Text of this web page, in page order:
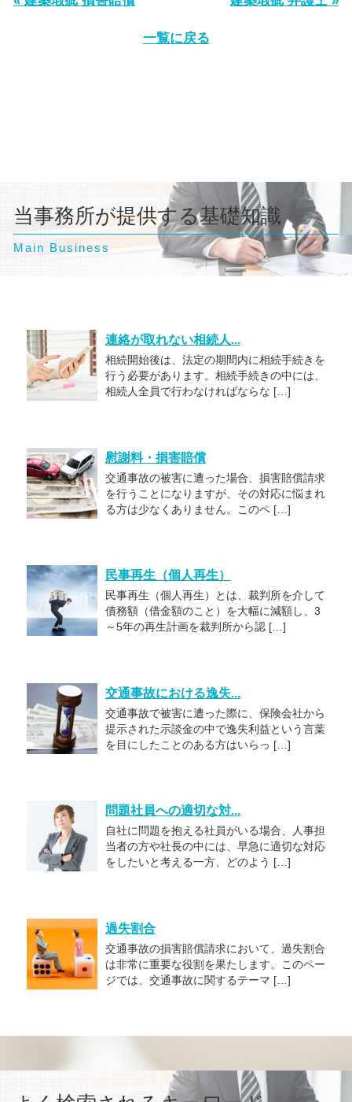
一覧に戻る
当事務所が提供する基礎知識
Main Business
連絡が取れない相続人...
相続開始後は、法定の期間内に相続手続きを
行う必要があります。相続手続きの中には、
相続人全員で行わなければならな […]
慰謝料・損害賠償
交通事故の被害に遭った場合、損害賠償請求
を行うことになりますが、その対応に悩まれ
る方は少なくありません。このペ […]
民事再生（個人再生）
民事再生（個人再生）とは、裁判所を介して
債務額（借金額のこと）を大幅に減額し、3
～5年の再生計画を裁判所から認 […]
交通事故における逸失...
交通事故で被害に遭った際に、保険会社から
提示された示談金の中で逸失利益という言葉
を目にしたことのある方はいらっ […]
問題社員への適切な対...
自社に問題を抱える社員がいる場合、人事担
当者の方や社長の中には、早急に適切な対応
をしたいと考える一方、どのよう […]
過失割合
交通事故の損害賠償請求において、過失割合
は非常に重要な役割を果たします。このペー
ジでは、交通事故に関するテーマ […]